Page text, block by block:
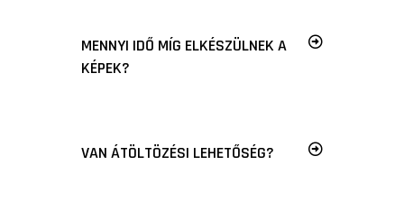
MENNYI IDŐ MÍG ELKÉSZÜLNEK A
KÉPEK?
VAN ÁTÖLTÖZÉSI LEHETŐSÉG?